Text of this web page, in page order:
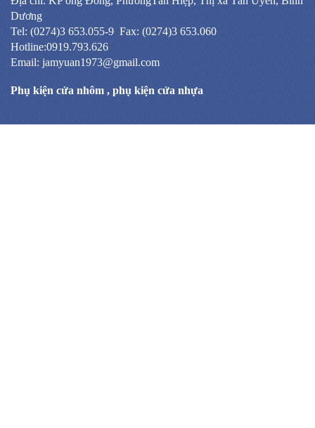
Dương
Tel: (0274)3 653.055-9 Fax: (0274)3 653.060
Hotline:0919.793.626
Email: jamyuan1973@gmail.com
Phụ kiện cửa nhôm , phụ kiện cửa nhựa